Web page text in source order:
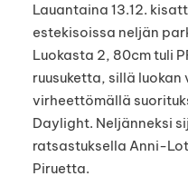
Lauantaina 13.12.
estekisoissa neljän
Luokasta 2, 80cm tuli
ruusuketta, sillä
virheettömällä
Daylight. Neljänneksi
ratsastuksella Anni-
Piruetta.